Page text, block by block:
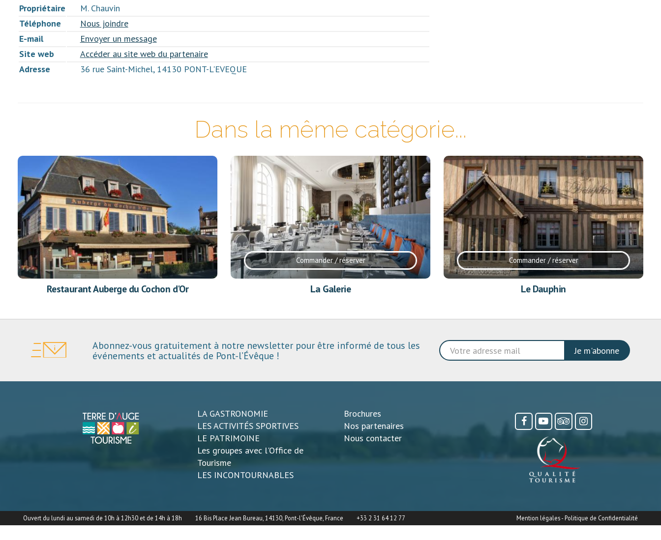
Propriétaire
M. Chauvin
Téléphone
Nous joindre
E-mail
Envoyer un message
Site web
Accéder au site web du partenaire
Adresse
36 rue Saint-Michel, 14130 PONT-L'EVEQUE
Dans la même catégorie...
Restaurant Auberge du Cochon d'Or
Commander / réserver
La Galerie
Commander / réserver
Le Dauphin
Abonnez-vous gratuitement à notre newsletter pour être informé de tous les
événements et actualités de Pont-l’Évêque !
Je m'abonne
LA GASTRONOMIE
LES ACTIVITÉS SPORTIVES
LE PATRIMOINE
Les groupes avec l'Office de
Tourisme
LES INCONTOURNABLES
Brochures
Nos partenaires
Nous contacter
Ouvert du lundi au samedi de 10h à 12h30 et de 14h à 18h 16 Bis Place Jean Bureau, 14130, Pont-l'Évêque, France +33 2 31 64 12 77 Mention légales-Politique de Confidentialité